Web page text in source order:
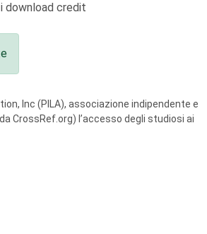
download credit
Inc (PILA), associazione indipendente e
CrossRef.org) l’accesso degli studiosi ai